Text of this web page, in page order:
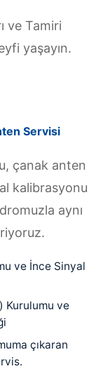
ve Tamiri
yaşayın.
Servisi
çanak anten
kalibrasyonu
aynı
ve İnce Sinyal
Kurulumu ve
çıkaran